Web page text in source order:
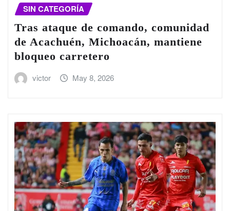
SIN CATEGORÍA
Tras ataque de comando, comunidad
de Acachuén, Michoacán, mantiene
bloqueo carretero
victor May 8, 2026